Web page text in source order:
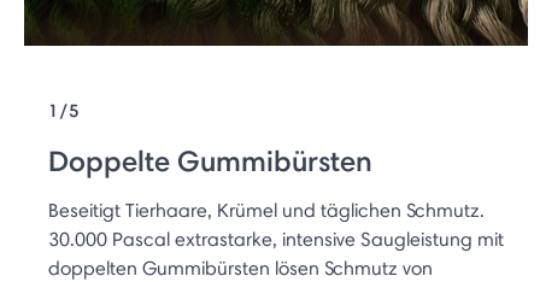
1/5
Doppelte Gummibürsten
Beseitigt Tierhaare, Krümel und täglichen Schmutz.
30.000 Pascal extrastarke, intensive Saugleistung mit
doppelten Gummibürsten lösen Schmutz von